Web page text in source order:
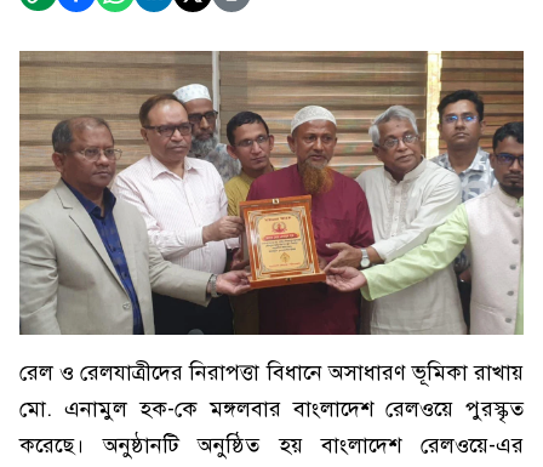
রেল ও রেলযাত্রীদের নিরাপত্তা বিধানে অসাধারণ ভূমিকা রাখায়
মো. এনামুল হক-কে মঙ্গলবার বাংলাদেশ রেলওয়ে পুরস্কৃত
করেছে। অনুষ্ঠানটি অনুষ্ঠিত হয় বাংলাদেশ রেলওয়ে-এর